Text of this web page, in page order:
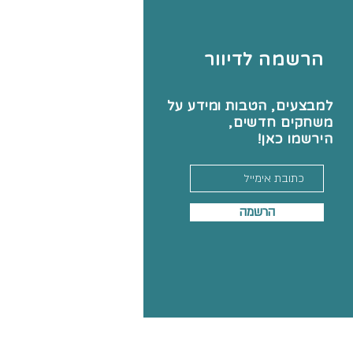
הרשמה לדיוור
למבצעים, הטבות ומידע על
משחקים חדשים,
הירשמו כאן!
הרשמה